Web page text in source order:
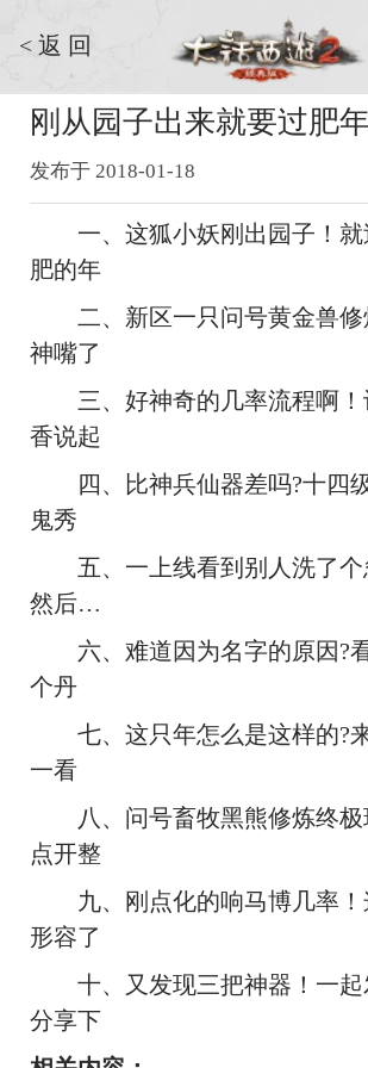
< 返 回
刚从园子出来就要过肥年
发布于 2018-01-18
一、这狐小妖刚出园子！就
肥的年
二、新区一只问号黄金兽修
神嘴了
三、好神奇的几率流程啊！
香说起
四、比神兵仙器差吗?十四
鬼秀
五、一上线看到别人洗了个
然后…
六、难道因为名字的原因?
个丹
七、这只年怎么是这样的?
一看
八、问号畜牧黑熊修炼终极
点开整
九、刚点化的响马博几率！
形容了
十、又发现三把神器！一起
分享下